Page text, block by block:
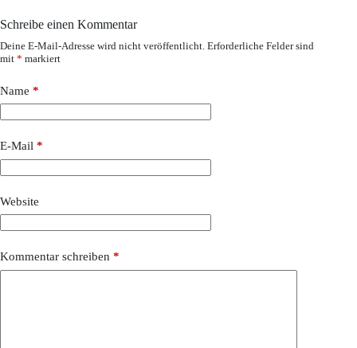
Schreibe einen Kommentar
Deine E-Mail-Adresse wird nicht veröffentlicht. Erforderliche Felder sind
mit * markiert
Name *
E-Mail *
Website
Kommentar schreiben *